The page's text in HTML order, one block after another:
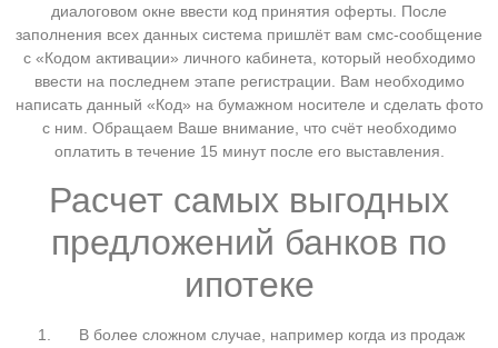
диалоговом окне ввести код принятия оферты. После
заполнения всех данных система пришлёт вам смс-сообщение
с «Кодом активации» личного кабинета, который необходимо
ввести на последнем этапе регистрации. Вам необходимо
написать данный «Код» на бумажном носителе и сделать фото
с ним. Обращаем Ваше внимание, что счёт необходимо
оплатить в течение 15 минут после его выставления.
Расчет самых выгодных
предложений банков по
ипотеке
В более сложном случае, например когда из продаж